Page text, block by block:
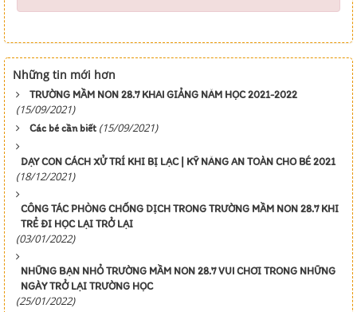
Những tin mới hơn
TRƯỜNG MẦM NON 28.7 KHAI GIẢNG NĂM HỌC 2021-2022
(15/09/2021)
Các bé cần biết (15/09/2021)
DẠY CON CÁCH XỬ TRÍ KHI BỊ LẠC | KỸ NĂNG AN TOÀN CHO BÉ 2021
(18/12/2021)
CÔNG TÁC PHÒNG CHỐNG DỊCH TRONG TRƯỜNG MẦM NON 28.7 KHI
TRẺ ĐI HỌC LẠI TRỞ LẠI
(03/01/2022)
NHỮNG BẠN NHỎ TRƯỜNG MẦM NON 28.7 VUI CHƠI TRONG NHỮNG
NGÀY TRỞ LẠI TRƯỜNG HỌC
(25/01/2022)